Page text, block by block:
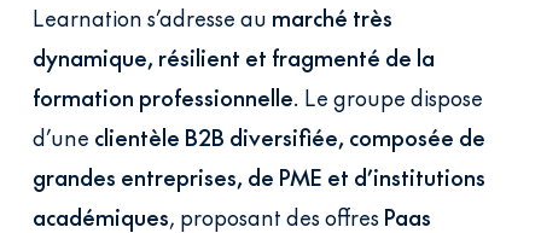
Learnation s’adresse au marché très
dynamique, résilient et fragmenté de la
formation professionnelle. Le groupe dispose
d’une clientèle B2B diversifiée, composée de
grandes entreprises, de PME et d’institutions
académiques, proposant des offres Paas